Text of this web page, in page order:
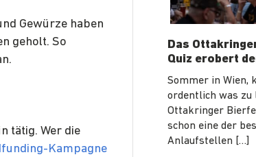
Gewürze haben
geholt. So
tätig. Wer die
Kampagne
Das
Quiz erobert
Sommer in Wien,
ordentlich was zu
Ottakringer
schon eine der
Anlaufstellen […]